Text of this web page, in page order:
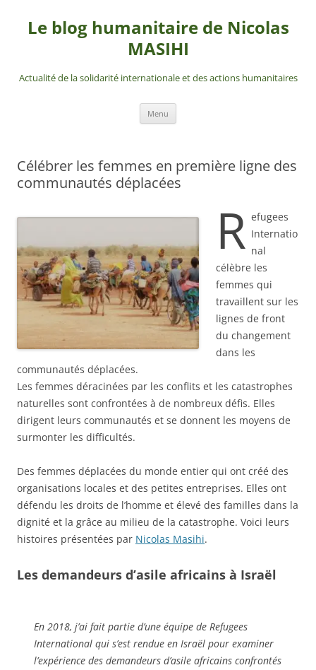
contenu
Le blog humanitaire de Nicolas
MASIHI
Actualité de la solidarité internationale et des actions humanitaires
Menu
Célébrer les femmes en première ligne des
communautés déplacées
R efugees
Internatio
nal
célèbre les
femmes qui
travaillent sur les
lignes de front
du changement
dans les
communautés déplacées.
Les femmes déracinées par les conflits et les catastrophes
naturelles sont confrontées à de nombreux défis. Elles
dirigent leurs communautés et se donnent les moyens de
surmonter les difficultés.
Des femmes déplacées du monde entier qui ont créé des
organisations locales et des petites entreprises. Elles ont
défendu les droits de l’homme et élevé des familles dans la
dignité et la grâce au milieu de la catastrophe. Voici leurs
histoires présentées par Nicolas Masihi.
Les demandeurs d’asile africains à Israël
En 2018, j’ai fait partie d’une équipe de Refugees
International qui s’est rendue en Israël pour examiner
l’expérience des demandeurs d’asile africains confrontés